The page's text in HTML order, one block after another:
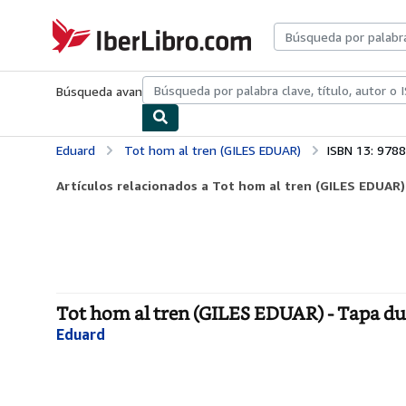
IberLibro.com
Búsqueda avanzadaColecciones Libros antiguosArte y
Eduard Tot hom al tren (GILES EDUAR) ISBN 13:
Artículos relacionados a Tot hom al tren (GILES EDUAR)
Tot hom al tren (GILES EDUAR) - Tapa
Eduard